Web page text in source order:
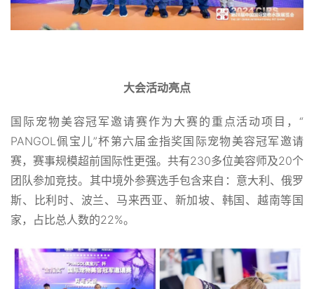
大会活动亮点
国际宠物美容冠军邀请赛作为大赛的重点活动项目，“
PANGOL佩宝儿”杯第六届金指奖国际宠物美容冠军邀请
赛，赛事规模超前国际性更强。共有230多位美容师及20个
团队参加竞技。其中境外参赛选手包含来自：意大利、俄罗
斯、比利时、波兰、马来西亚、新加坡、韩国、越南等国
家，占比总人数的22%。